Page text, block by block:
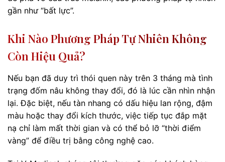
gần như “bất lực”.
Khi Nào Phương Pháp Tự Nhiên Không
Còn Hiệu Quả?
Nếu bạn đã duy trì thói quen này trên 3 tháng mà tình
trạng đốm nâu không thay đổi, đó là lúc cần nhìn nhận
lại. Đặc biệt, nếu tàn nhang có dấu hiệu lan rộng, đậm
màu hoặc thay đổi kích thước, việc tiếp tục đắp mặt
nạ chỉ làm mất thời gian và có thể bỏ lỡ “thời điểm
vàng” để điều trị bằng công nghệ cao.